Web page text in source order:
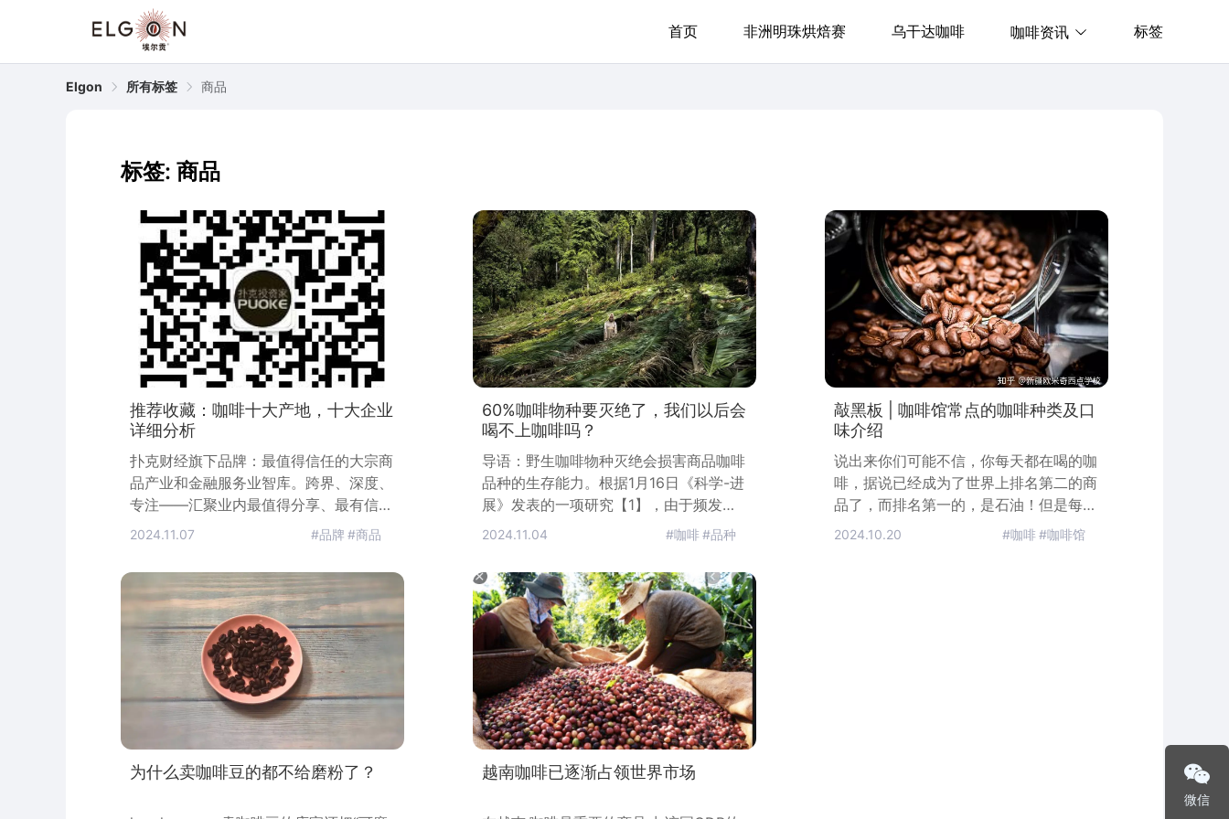
首页 非洲明珠烘焙赛 乌干达咖啡 咖啡资讯 标签
Elgon 所有标签 商品
标签: 商品
推荐收藏：咖啡十大产地，十大企业
详细分析
扑克财经旗下品牌：最值得信任的大宗商
品产业和金融服务业智库。跨界、深度、
专注——汇聚业内最值得分享、最有信息
浓度的知识。欢迎移步微信公众平台：
十大产地，十大企业详细分析由扑克投资
家整理，转载请注明出处在世界各地，咖
啡是人们喜欢的饮品，充满了生活的每个
时刻。无论在家里、还是在办公室、或是
各种社交场合，人们都在品着咖啡、它与
时尚、现代生活联系在一起。那么，
2024.11.07 #品牌 #商品
60%咖啡物种要灭绝了，我们以后会
喝不上咖啡吗？
导语：野生咖啡物种灭绝会损害商品咖啡
品种的生存能力。根据1月16日《科学-进
展》发表的一项研究【1】，由于频发而
持久的干旱、森林面积减少和致命害虫扩
能在未来几十年内走向灭绝。埃塞俄比亚
的一处咖啡种植林。来源: Emily
Garthwaite这一发现为目前市场规模高
达数十亿美元的咖啡行业敲响了警钟。咖
啡行业的两大主要品种分别是阿拉比卡豆
（Coffea arabi
2024.11.04 #咖啡#品种
敲黑板 | 咖啡馆常点的咖啡种类及口
味介绍
说出来你们可能不信，你每天都在喝的咖
啡，据说已经成为了世界上排名第二的商
品了，而排名第一的，是石油！但是每一
家咖啡馆，菜单上的咖啡口味辣么多，你
2024.10.20 #咖啡#咖啡馆
为什么卖咖啡豆的都不给磨粉了？ 越南咖啡已逐渐占领世界市场
微信